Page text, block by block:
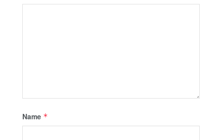
Name *